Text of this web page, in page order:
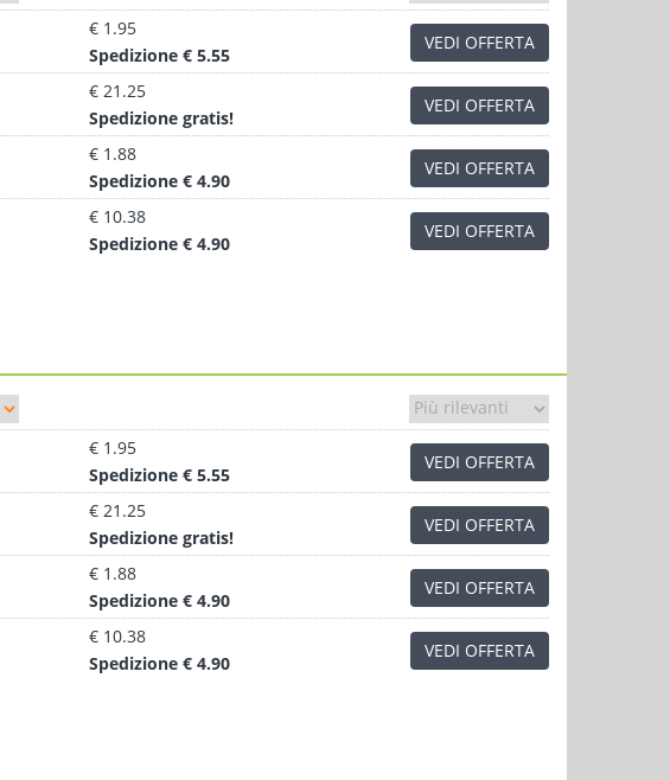
€ 1.95
Spedizione € 5.55
VEDI OFFERTA
€ 21.25
Spedizione gratis!
VEDI OFFERTA
€ 1.88
Spedizione € 4.90
VEDI OFFERTA
€ 10.38
Spedizione € 4.90
VEDI OFFERTA
€ 1.95
Spedizione € 5.55
VEDI OFFERTA
€ 21.25
Spedizione gratis!
VEDI OFFERTA
€ 1.88
Spedizione € 4.90
VEDI OFFERTA
€ 10.38
Spedizione € 4.90
VEDI OFFERTA